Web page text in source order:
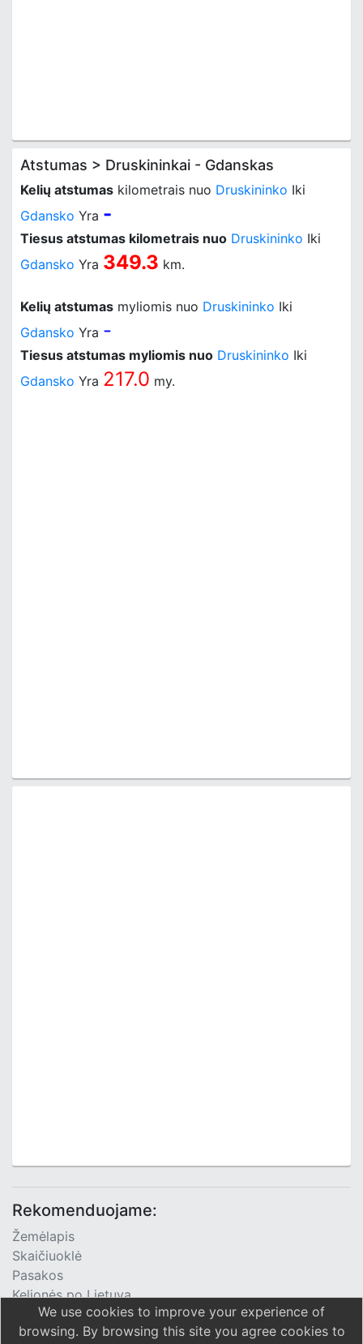
Atstumas > Druskininkai - Gdanskas
Kelių atstumas kilometrais nuo Druskininko Iki
Gdansko Yra -
Tiesus atstumas kilometrais nuo Druskininko Iki
Gdansko Yra 349.3 km.
Kelių atstumas myliomis nuo Druskininko Iki
Gdansko Yra -
Tiesus atstumas myliomis nuo Druskininko Iki
Gdansko Yra 217.0 my.
Rekomenduojame:
Žemėlapis
Skaičiuoklė
Pasakos
Kelionės po Lietuvą
TV Programa
We use cookies to improve your experience of
browsing. By browsing this site you agree cookies to